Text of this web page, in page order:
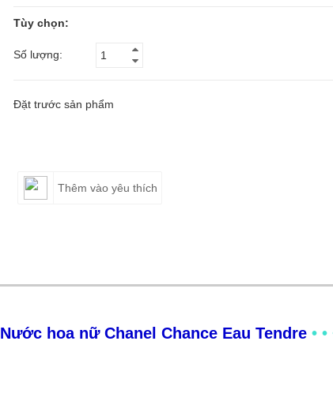
Tùy chọn:
Số lượng:
Đặt trước sản phẩm
Thêm vào yêu thích
Nước hoa nữ Chanel Chance Eau Tendre •